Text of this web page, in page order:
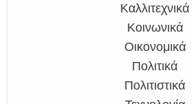
Καλλιτεχνικά
Κοινωνικά
Οικονομικά
Πολιτικά
Πολιτιστικά